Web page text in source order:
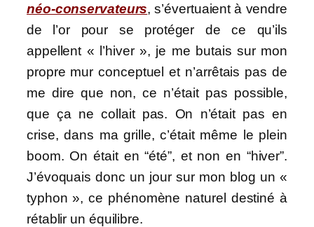
néo-conservateurs, s’évertuaient à vendre
de l’or pour se protéger de ce qu’ils
appellent « l’hiver », je me butais sur mon
propre mur conceptuel et n’arrêtais pas de
me dire que non, ce n’était pas possible,
que ça ne collait pas. On n’était pas en
crise, dans ma grille, c’était même le plein
boom. On était en “été”, et non en “hiver”.
J’évoquais donc un jour sur mon blog un «
typhon », ce phénomène naturel destiné à
rétablir un équilibre.